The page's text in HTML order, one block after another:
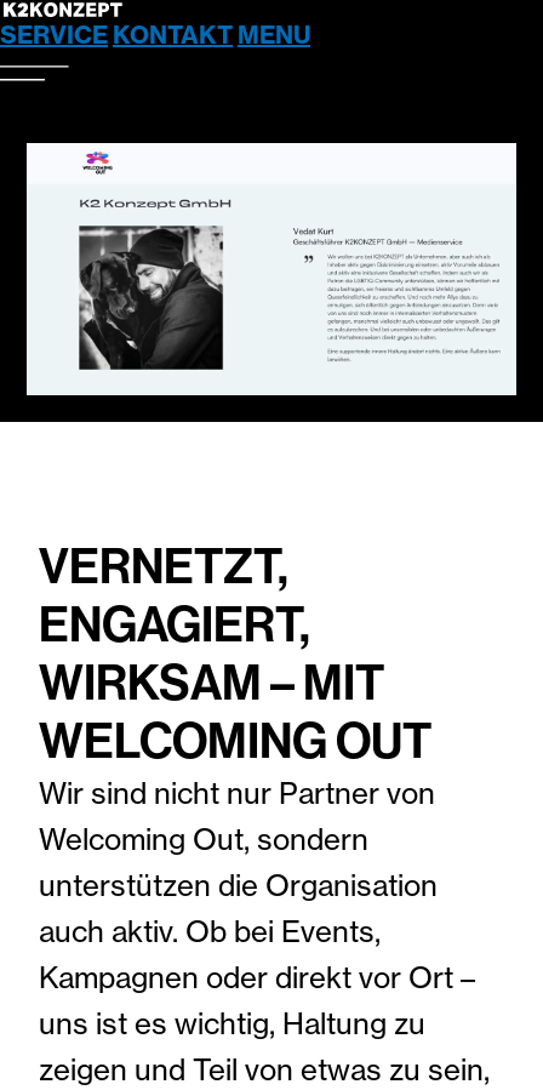
SERVICE KONTAKT MENU
STRATEGIE, BERATUNG &
KONZEPTION
KREATION & DESIGN
PRODUKTDESIGN &
ENTWICKLUNG
3D, CGI & VISUAL ENGINEERING
DIGITAL MEDIA & CONTENT
POSTPRODUKTION & HIGH-END-
RETUSCHE
PORTFOLIO
EIN AUSZUG UNSERER ARBEITEN
IM BEREICH HIGH-END-RETUSCHE,
BILDBEARBEITUNG &
PRODUKTION
LAYOUT, ADAPTION & UMSETZUNG
VON HANDELSKAMPAGNEN
GANZHEITLICHE MARKEN-&
PRODUKTENTWICKLUNG
OUT OF HOME
DIGITALES PORTFOLIO: UX/UI
DESIGN, WEBENTWICKLUNG UND
MEHR
KUNDEN
INSIGHTS
JOBS
VERNETZT,
ENGAGIERT,
WIRKSAM – MIT
WELCOMING OUT
Wir sind nicht nur Partner von
Welcoming Out, sondern
unterstützen die Organisation
auch aktiv. Ob bei Events,
Kampagnen oder direkt vor Ort –
uns ist es wichtig, Haltung zu
zeigen und Teil von etwas zu sein,